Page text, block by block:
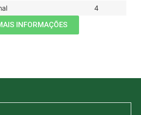
4
INFORMAÇÕES